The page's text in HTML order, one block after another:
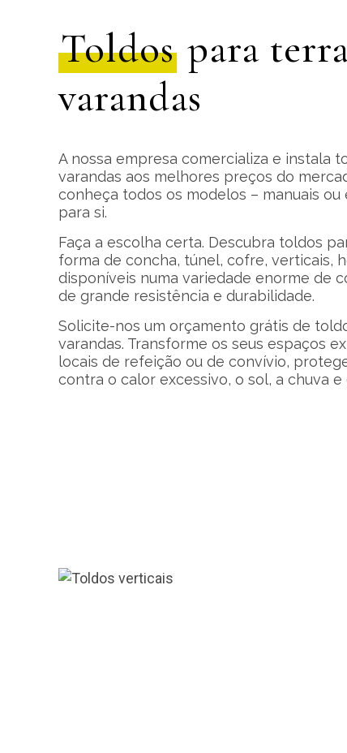
Toldos para
varandas
A nossa empresa comercializa e instala
varandas aos melhores preços do
conheça todos os modelos – manuais
para si.
Faça a escolha certa. Descubra toldos
forma de concha, túnel, cofre, verticais,
disponíveis numa variedade enorme de
de grande resistência e durabilidade.
Solicite-nos um orçamento grátis de
varandas. Transforme os seus espaços
locais de refeição ou de convívio,
contra o calor excessivo, o sol, a chuva e